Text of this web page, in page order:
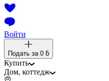
Войти
Подать за 0 ƃ
Купить
Дом, коттедж